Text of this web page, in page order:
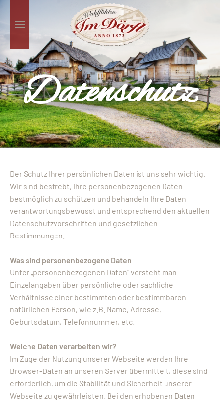
Skip to main content
Datenschutz
Der Schutz Ihrer persönlichen Daten ist uns sehr wichtig.
Wir sind bestrebt, Ihre personenbezogenen Daten
bestmöglich zu schützen und behandeln Ihre Daten
verantwortungsbewusst und entsprechend den aktuellen
Datenschutzvorschriften und gesetzlichen
Bestimmungen.
Was sind personenbezogene Daten
Unter „personenbezogenen Daten“ versteht man
Einzelangaben über persönliche oder sachliche
Verhältnisse einer bestimmten oder bestimmbaren
natürlichen Person, wie z.B. Name, Adresse,
Geburtsdatum, Telefonnummer, etc.
Welche Daten verarbeiten wir?
Im Zuge der Nutzung unserer Webseite werden Ihre
Browser-Daten an unseren Server übermittelt, diese sind
erforderlich, um die Stabilität und Sicherheit unserer
Webseite zu gewährleisten. Bei den erhobenen Daten